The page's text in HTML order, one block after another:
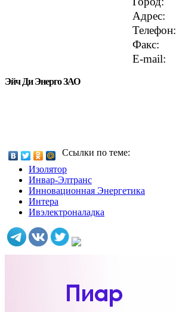
Адрес:
Телефон:
Факс:
E-mail:
Эйч Ди Энерго ЗАО
Ссылки по теме:
Изолятор
Инвар-Элтранс
Инновационная Энергетика
Интера
Ивэлектроналадка